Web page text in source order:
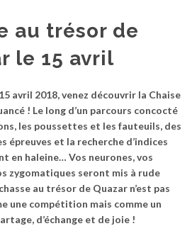
au trésor de
le 15 avril
avril 2018, venez découvrir la Chaise
! Le long d’un parcours concocté
les poussettes et les fauteuils, des
épreuves et la recherche d’indices
en haleine… Vos neurones, vos
zygomatiques seront mis à rude
au trésor de Quazar n’est pas
une compétition mais comme un
d’échange et de joie !